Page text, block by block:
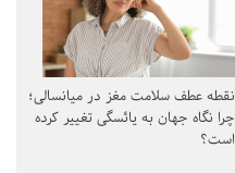
نقطه عطف سلامت مغز در میانسالی؛
چرا نگاه جهان به یائسگی تغییر کرده
است؟